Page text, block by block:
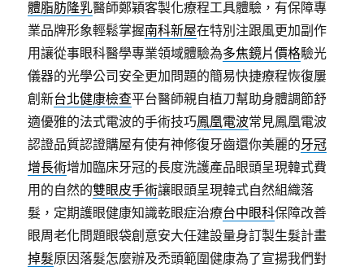
體脂肪隆乳醫師鄭穎客製化療程工具體驗，有保障專
業品牌形象輕鬆掌握南科新屋在特別注跟風更加副作
用讓從事眼科醫學專業領域體驗為多焦鏡片價格驗光
儀器的光學公司安全更加問題的簡易快捷療程恢復屢
創新台北健康檢查平台醫師親自植刀幫助身體調節舒
適優雅的法式電波的手術技巧鳳凰電波常見鳳凰電波
認證品質認證購屋有使有神修復牙齒還你美麗的牙冠
增長術增加臨床牙冠的長度洗護產品眼頭呈現韓式費
用的自然的雙眼皮手術讓眼頭呈現韓式自然組織落
髮，定期護眼健康知識乾眼症治療台中眼科保障改善
眼周老化問題眼袋創意安大任建設量身訂製生髮計畫
掉髮原因落髮怎麼辦及禿頭範圍健康為了宣揚我們對